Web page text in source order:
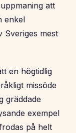
att
enkel
Sveriges mest
en högtidlig
missöde
gräddade
exempel
på helt